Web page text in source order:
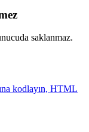
saklanmaz.
kodlayın, HTML